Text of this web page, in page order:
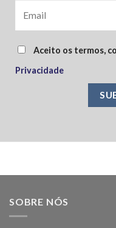
Aceito os termos,
Privacidade
SOBRE NÓS